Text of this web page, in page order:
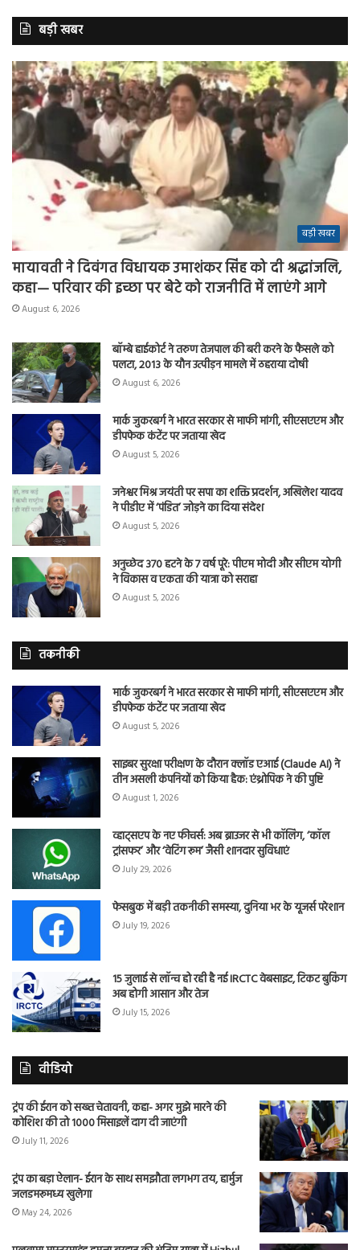
बड़ी खबर
बड़ी खबर
मायावती ने दिवंगत विधायक उमाशंकर सिंह को दी श्रद्धांजलि,
कहा— परिवार की इच्छा पर बेटे को राजनीति में लाएंगे आगे
August 6, 2026
बॉम्बे हाईकोर्ट ने तरुण तेजपाल की बरी करने के फैसले को
पलटा, 2013 के यौन उत्पीड़न मामले में ठहराया दोषी
August 6, 2026
मार्क जुकरबर्ग ने भारत सरकार से माफी मांगी, सीएसएएम और
डीपफेक कंटेंट पर जताया खेद
August 5, 2026
जनेश्वर मिश्र जयंती पर सपा का शक्ति प्रदर्शन, अखिलेश यादव
ने पीडीए में ‘पंडित’ जोड़ने का दिया संदेश
August 5, 2026
अनुच्छेद 370 हटने के 7 वर्ष पूरे: पीएम मोदी और सीएम योगी
ने विकास व एकता की यात्रा को सराहा
August 5, 2026
तकनीकी
मार्क जुकरबर्ग ने भारत सरकार से माफी मांगी, सीएसएएम और
डीपफेक कंटेंट पर जताया खेद
August 5, 2026
साइबर सुरक्षा परीक्षण के दौरान क्लॉड एआई (Claude AI) ने
तीन असली कंपनियों को किया हैक: एंथ्रोपिक ने की पुष्टि
August 1, 2026
व्हाट्सएप के नए फीचर्स: अब ब्राउजर से भी कॉलिंग, ‘कॉल
ट्रांसफर’ और ‘वेटिंग रूम’ जैसी शानदार सुविधाएं
July 29, 2026
फेसबुक में बड़ी तकनीकी समस्या, दुनिया भर के यूजर्स परेशान
July 19, 2026
15 जुलाई से लॉन्च हो रही है नई IRCTC वेबसाइट, टिकट बुकिंग
अब होगी आसान और तेज
July 15, 2026
वीडियो
ट्रंप की ईरान को सख्त चेतावनी, कहा- अगर मुझे मारने की
कोशिश की तो 1000 मिसाइलें दाग दी जाएंगी
July 11, 2026
ट्रंप का बड़ा ऐलान- ईरान के साथ समझौता लगभग तय, हार्मुज
जलडमरूमध्य खुलेगा
May 24, 2026